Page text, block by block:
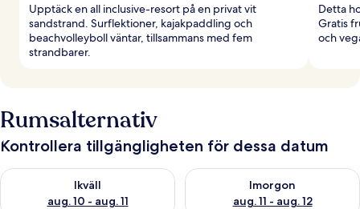
Upptäck en all inclusive-resort på en privat vit
sandstrand. Surflektioner, kajakpaddling och
beachvolleyboll väntar, tillsammans med fem
strandbarer.
Detta
Gratis
och
Rumsalternativ
Kontrollera tillgängligheten för dessa datum
Ikväll
aug. 10 - aug. 11
Kontrollera tillgängligheten för ikväll aug. 10 - aug. 11
Imorgon
aug. 11 - aug. 12
Kontrollera tillgängligheten